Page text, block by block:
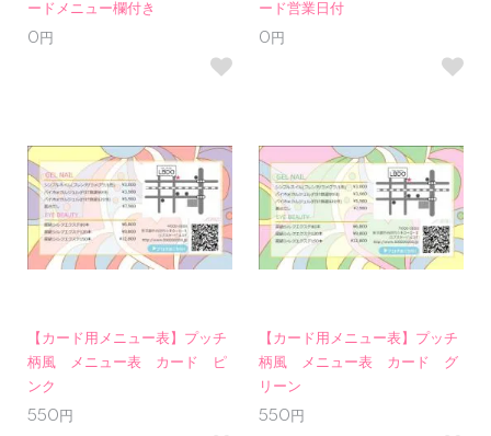
ードメニュー欄付き
0円
ード営業日付
0円
【カード用メニュー表】プッチ
柄風 メニュー表 カード ピ
ンク
550円
【カード用メニュー表】プッチ
柄風 メニュー表 カード グ
リーン
550円